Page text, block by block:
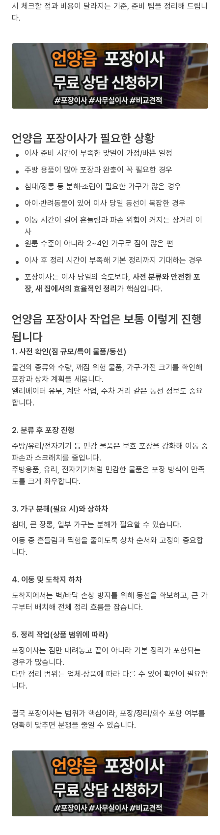
시 체크할 점과 비용이 달라지는 기준, 준비 팁을 정리해 드립니
다.
언양읍 포장이사가 필요한 상황
이사 준비 시간이 부족한 맞벌이 가정/바쁜 일정
주방 용품이 많아 포장과 완충이 꼭 필요한 경우
침대/장롱 등 분해·조립이 필요한 가구가 많은 경우
아이·반려동물이 있어 이사 당일 동선이 복잡한 경우
이동 시간이 길어 흔들림과 파손 위험이 커지는 장거리 이
사
원룸 수준이 아니라 2~4인 가구로 짐이 많은 편
이사 후 정리 시간이 부족해 기본 정리까지 기대하는 경우
포장이사는 이사 당일의 속도보다, 사전 분류와 안전한 포
장, 새 집에서의 효율적인 정리가 핵심입니다.
언양읍 포장이사 작업은 보통 이렇게 진행
됩니다
1. 사전 확인(짐 규모/특이 물품/동선)
물건의 종류와 수량, 깨짐 위험 물품, 가구·가전 크기를 확인해
포장과 상차 계획을 세웁니다.
엘리베이터 유무, 계단 작업, 주차 거리 같은 동선 정보도 중요
합니다.
2. 분류 후 포장 진행
주방/유리/전자기기 등 민감 물품은 보호 포장을 강화해 이동 중
파손과 스크래치를 줄입니다.
주방용품, 유리, 전자기기처럼 민감한 물품은 포장 방식이 만족
도를 크게 좌우합니다.
3. 가구 분해(필요 시)와 상하차
침대, 큰 장롱, 일부 가구는 분해가 필요할 수 있습니다.
이동 중 흔들림과 찍힘을 줄이도록 상차 순서와 고정이 중요합
니다.
4. 이동 및 도착지 하차
도착지에서는 벽/바닥 손상 방지를 위해 동선을 확보하고, 큰 가
구부터 배치해 전체 정리 흐름을 잡습니다.
5. 정리 작업(상품 범위에 따라)
포장이사는 짐만 내려놓고 끝이 아니라 기본 정리가 포함되는
경우가 많습니다.
다만 정리 범위는 업체·상품에 따라 다를 수 있어 확인이 필요합
니다.
결국 포장이사는 범위가 핵심이라, 포장/정리/회수 포함 여부를
명확히 맞추면 분쟁을 줄일 수 있습니다.